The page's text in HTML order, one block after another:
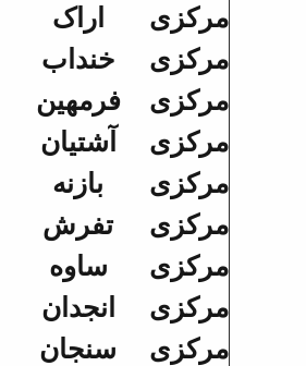
اراک
مرکزی
خنداب
مرکزی
فرمهین
مرکزی
آشتیان
مرکزی
بازنه
مرکزی
تفرش
مرکزی
ساوه
مرکزی
انجدان
مرکزی
سنجان
مرکزی